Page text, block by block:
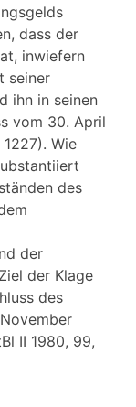
dass der
inwiefern
seiner
ihn in seinen
vom 30. April
Wie
des
der
der Klage
des
II 1980, 99,